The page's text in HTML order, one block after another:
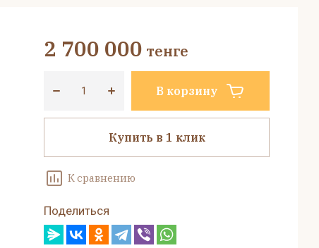
2 700 000 тенге
В корзину
Купить в 1 клик
К сравнению
Поделиться